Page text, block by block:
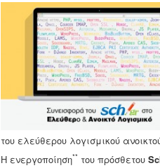
του ελεύθερου λογισμικού
Η ενεργοποίηση** του πρόσθετου